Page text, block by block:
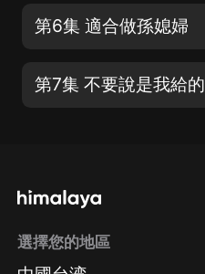
第6集 適合做孫媳婦
第7集 不要說是我給的
選擇您的地區